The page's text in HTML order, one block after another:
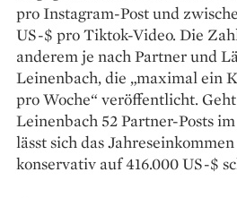
pro Instagram-Post und
US-$ pro Tiktok-­Video. Die
anderem je nach Partner und
Leinenbach, die „maximal ein
pro Woche“ veröffentlicht. Geht
Leinenbach 52 Partner-Posts
lässt sich das
konservativ auf 416.000 US-$